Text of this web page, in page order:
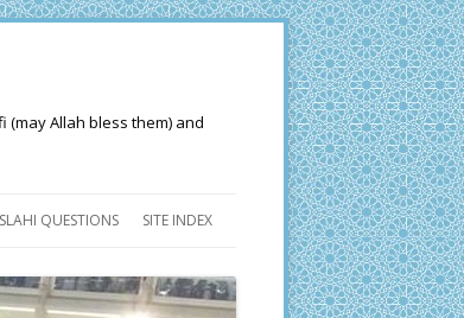
(may Allah bless them) and
QUESTIONS SITE INDEX